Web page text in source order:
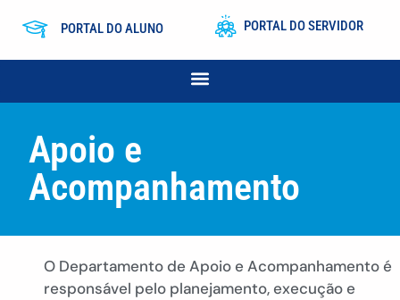
PORTAL DO ALUNO PORTAL DO SERVIDOR
Apoio e
Acompanhamento
O Departamento de Apoio e Acompanhamento é
responsável pelo planejamento, execução e